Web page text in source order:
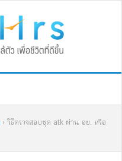
› วิธีตรวจสอบชุด atk ผ่าน อย. หรือ